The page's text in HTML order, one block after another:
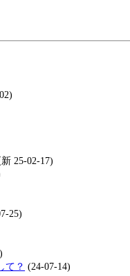
25-02-17)
25)
て？ (24-07-14)